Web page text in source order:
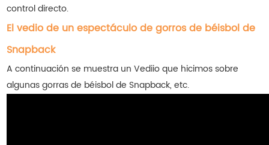
control directo.
El vedio de un espectáculo de gorros de béisbol de
Snapback
A continuación se muestra un Vediio que hicimos sobre
algunas gorras de béisbol de Snapback, etc.